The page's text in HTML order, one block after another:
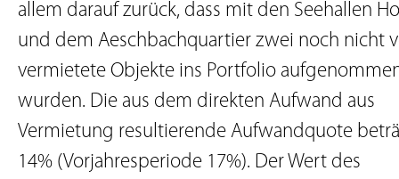
allem darauf zurück, dass mit den Seehallen
und dem Aeschbachquartier zwei noch nicht
vermietete Objekte ins Portfolio
wurden. Die aus dem direkten Aufwand aus
Vermietung resultierende Aufwandquote
14% (Vorjahresperiode 17%). Der Wert des